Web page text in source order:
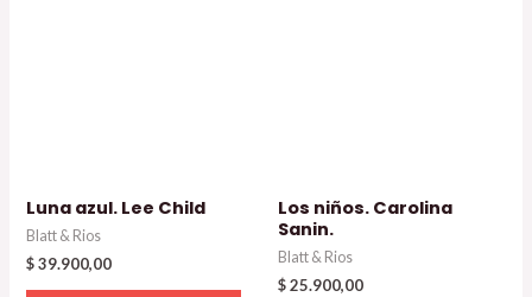
Luna azul. Lee Child
Blatt & Rios
$39.900,00
Los niños. Carolina
Sanin.
Blatt & Rios
$25.900,00